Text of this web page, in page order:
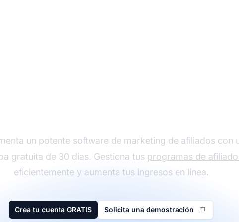
un potente software de marketing de afiliados con
gratuita de 30 días. Gestiona tus programas de
eficientemente y aumenta tus ingresos en línea.
Crea tu cuenta GRATIS Solicita una demostración